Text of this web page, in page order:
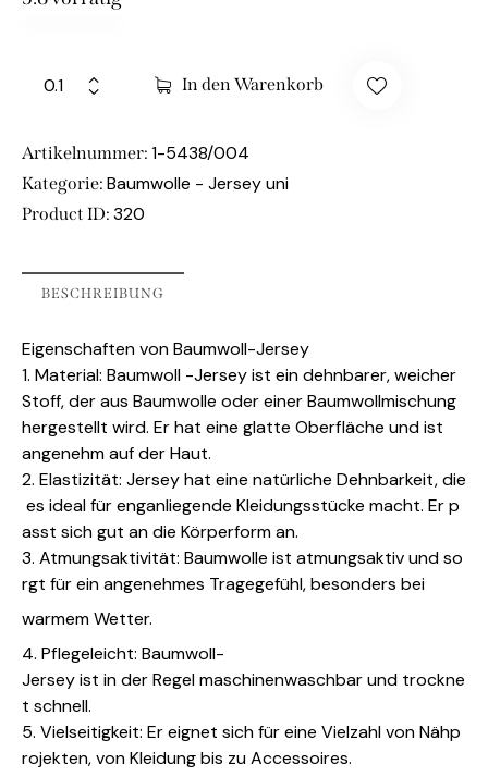
In den Warenkorb
Artikelnummer: 1-5438/004
Kategorie: Baumwolle - Jersey uni
Product ID: 320
BESCHREIBUNG
Eigenschaften von Baumwoll-Jersey
1. Material: Baumwoll -Jersey ist ein dehnbarer, weicher
Stoff, der aus Baumwolle oder einer Baumwollmischung
hergestellt wird. Er hat eine glatte Oberfläche und ist
angenehm auf der Haut.
2. Elastizität: Jersey hat eine natürliche Dehnbarkeit, die
es ideal für enganliegende Kleidungsstücke macht. Er p
asst sich gut an die Körperform an.
3. Atmungsaktivität: Baumwolle ist atmungsaktiv und so
rgt für ein angenehmes Tragegefühl, besonders bei
warmem Wetter.
4. Pflegeleicht: Baumwoll-
Jersey ist in der Regel maschinenwaschbar und trockne
t schnell.
5. Vielseitigkeit: Er eignet sich für eine Vielzahl von Nähp
rojekten, von Kleidung bis zu Accessoires.